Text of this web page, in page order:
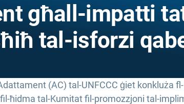
għall-impatti
tal-isforzi
(AC) tal-UNFCCC ġiet konkluża
ħidma tal-Kumitat fil-promozzjoni tal-